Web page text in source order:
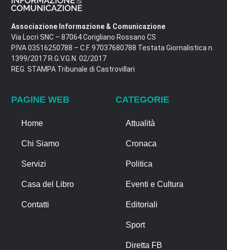
Associazione Informazione & Comunicazione
Via Locri SNC – 87064 Corigliano Rossano CS
P.IVA 03516250788 – C.F. 97037680788 Testata Giornalistica n.
1399/2017 R.G.V.G.N. 02/2017
REG. STAMPA Tribunale di Castrovillari
PAGINE WEB
Home
Chi Siamo
Servizi
Casa del Libro
Contatti
CATEGORIE
Attualità
Cronaca
Politica
Eventi e Cultura
Editoriali
Sport
Diretta FB